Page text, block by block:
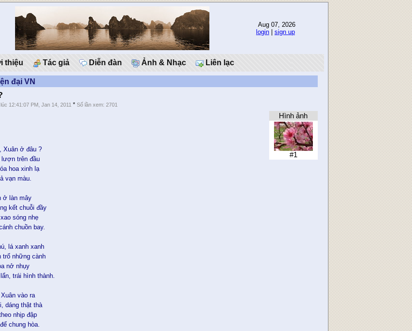
Aug 07, 2026
login
sign up
thiệu Tác giả Diễn đàn Ảnh & Nhạc Liên lạc
đại VN
12:41:07 PM, Jan 14, 2011 *Số lần xem: 2701
Hình ảnh
#1
Xuân ở đâu ?
lượn trên đầu
hoa xinh lạ
vạn màu.
ở làn mây
kết chuỗi đầy
sóng nhẹ
chuồn bay.
lá xanh xanh
trổ những cành
nở nhụy
trái hình thành.
vào ra
dáng thật thà
nhịp đập
chung hòa.